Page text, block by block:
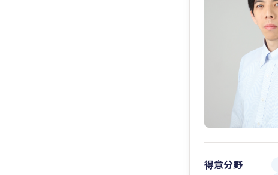
得意分野